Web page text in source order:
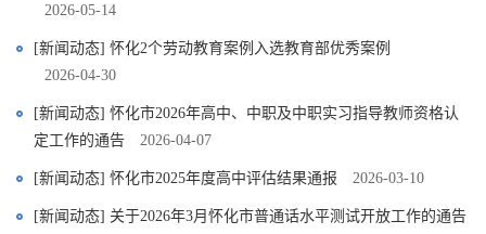
2026-05-14
[新闻动态] 怀化2个劳动教育案例入选教育部优秀案例
2026-04-30
[新闻动态] 怀化市2026年高中、中职及中职实习指导教师资格认
定工作的通告
2026-04-07
[新闻动态] 怀化市2025年度高中评估结果通报 2026-03-10
[新闻动态] 关于2026年3月怀化市普通话水平测试开放工作的通告